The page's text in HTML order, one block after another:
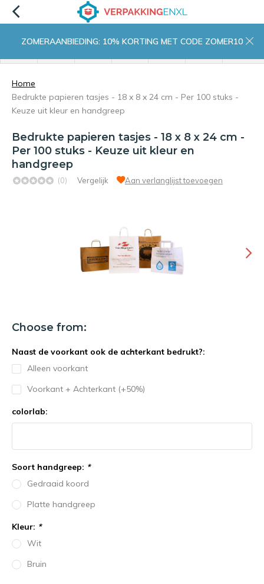
ZOMERAANBIEDING: 10% KORTING MET CODE ZOMER10
Home
Bedrukte papieren tasjes - 18 x 8 x 24 cm - Per 100 stuks -
Keuze uit kleur en handgreep
Bedrukte papieren tasjes - 18 x 8 x 24 cm -
Per 100 stuks - Keuze uit kleur en
handgreep
(0) Vergelijk Aan verlanglijst toevoegen
Choose from:
Naast de voorkant ook de achterkant bedrukt?:
Alleen voorkant
Voorkant + Achterkant (+50%)
colorlab:
Soort handgreep: *
Gedraaid koord
Platte handgreep
Kleur: *
Wit
Bruin